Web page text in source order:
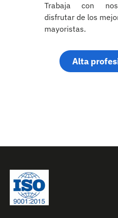
Trabaja con
disfrutar de los
mayoristas.
Alta